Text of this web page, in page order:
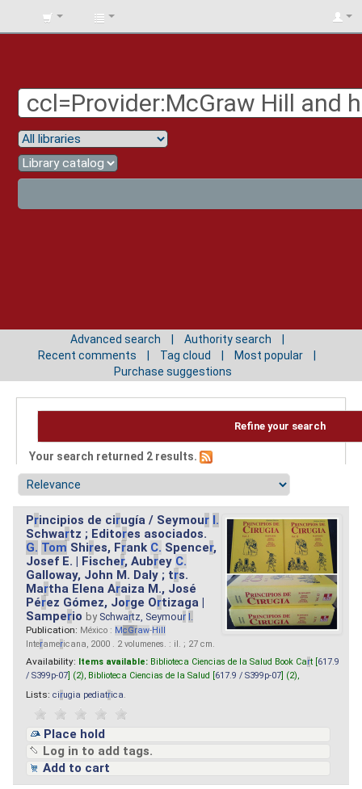
BIBLIOTECA
Advanced search
Authority search
Recent comments
Tag cloud
Most popular
Purchase suggestions
Refine your search
Your search returned 2 results.
Principios de cirugía / Seymour I.
Schwartz ; Editores asociados.
G. Tom Shires, Frank C. Spencer,
Josef E. | Fischer, Aubrey C.
Galloway, John M. Daly ; trs.
Martha Elena Araiza M., José
Pérez Gómez, Jorge Ortizaga |
Samperio by Schwartz, Seymour I.
Publication: México : McGraw-Hill
Interamericana, 2000 . 2 volumenes. : il. ; 27 cm.
Availability: Items available: Biblioteca Ciencias de la Salud Book Cart [ 617.9
/ S399p-07 ] (2), Biblioteca Ciencias de la Salud [ 617.9 / S399p-07 ] (2),
Lists: cirugia pediatrica
Place hold
Log in to add tags.
Add to cart